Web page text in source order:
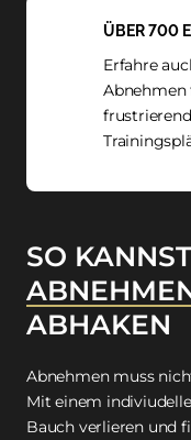
ÜBER 700
Erfahre
Abnehmen
ABHAKEN
Abnehmen muss
Mit einem
Bauch verlieren und